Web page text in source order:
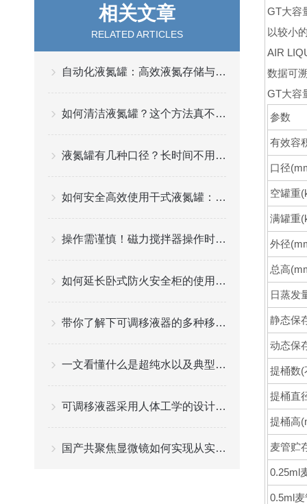
相关文章
RELATED ARTICLES
自动化液氮罐：高效液氮存储与管理的关键
如何清洁液氮罐？这个方法真不错！
液氮罐有几种口径？长时间不用怎么清理？
如何安全高效使用干式液氮罐：实践与建议
操作需谨慎！磁力搅拌器操作时需要注意这些
如何延长卧式防火安全柜的使用寿命？
带你了解下可调移液器的多种移液模式
一文看懂什么是超纯水以及典型的水纯度要求
可调移液器采用人体工学的设计理念
国产共聚焦显微镜如何实现从实验室样机到量产化产品的跨越
GT大容
以较小
AIR
数据可
GT大容
参数
有效容
口径
空罐重
满罐重
外径
总高
日蒸发
静态保
动态保
提桶数(
提桶直
提桶高
麦管贮
0.25ml
0.5ml